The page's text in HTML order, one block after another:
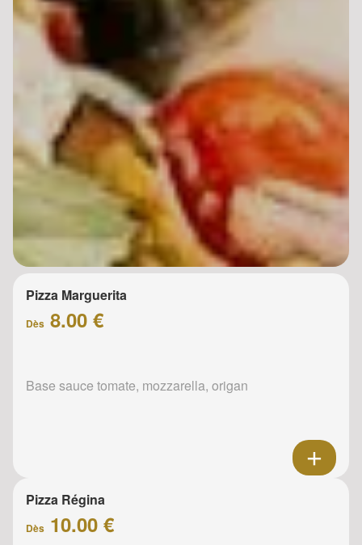
Pizza Marguerita
Dès 8.00 €
Base sauce tomate, mozzarella, origan
Pizza Régina
Dès 10.00 €